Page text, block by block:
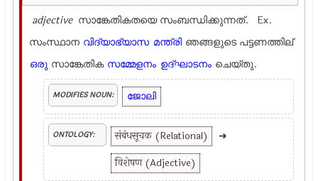
adjective സാ‍ങ്കേതികതയെ സംബന്ധിക്കുന്നത്. Ex.
സംസ്ഥാന വിദ്യാഭ്യാസ മന്ത്രി ഞങ്ങളുടെ പട്ടണത്തില്
ഒരു സാങ്കേതിക സമ്മേളനം ഉദ്ഘാടനം ചെയ്തു.
MODIFIES NOUN: ജോലി
ONTOLOGY: संबंधसूचक (Relational)
➜
विशेषण (Adjective)